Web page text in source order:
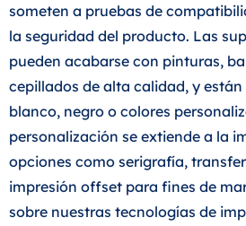
someten a pruebas de
la seguridad del producto. Las
pueden acabarse con pinturas,
cepillados de alta calidad, y están
blanco, negro o colores
personalización se extiende a la
opciones como serigrafía,
impresión offset para fines de
sobre nuestras tecnologías de